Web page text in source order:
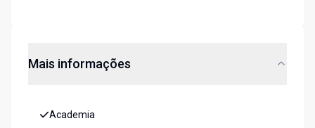
Mais informações
Academia